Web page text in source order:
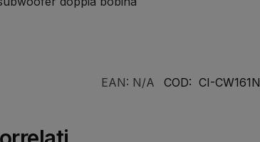
EAN: N/A COD: CI-CW161N